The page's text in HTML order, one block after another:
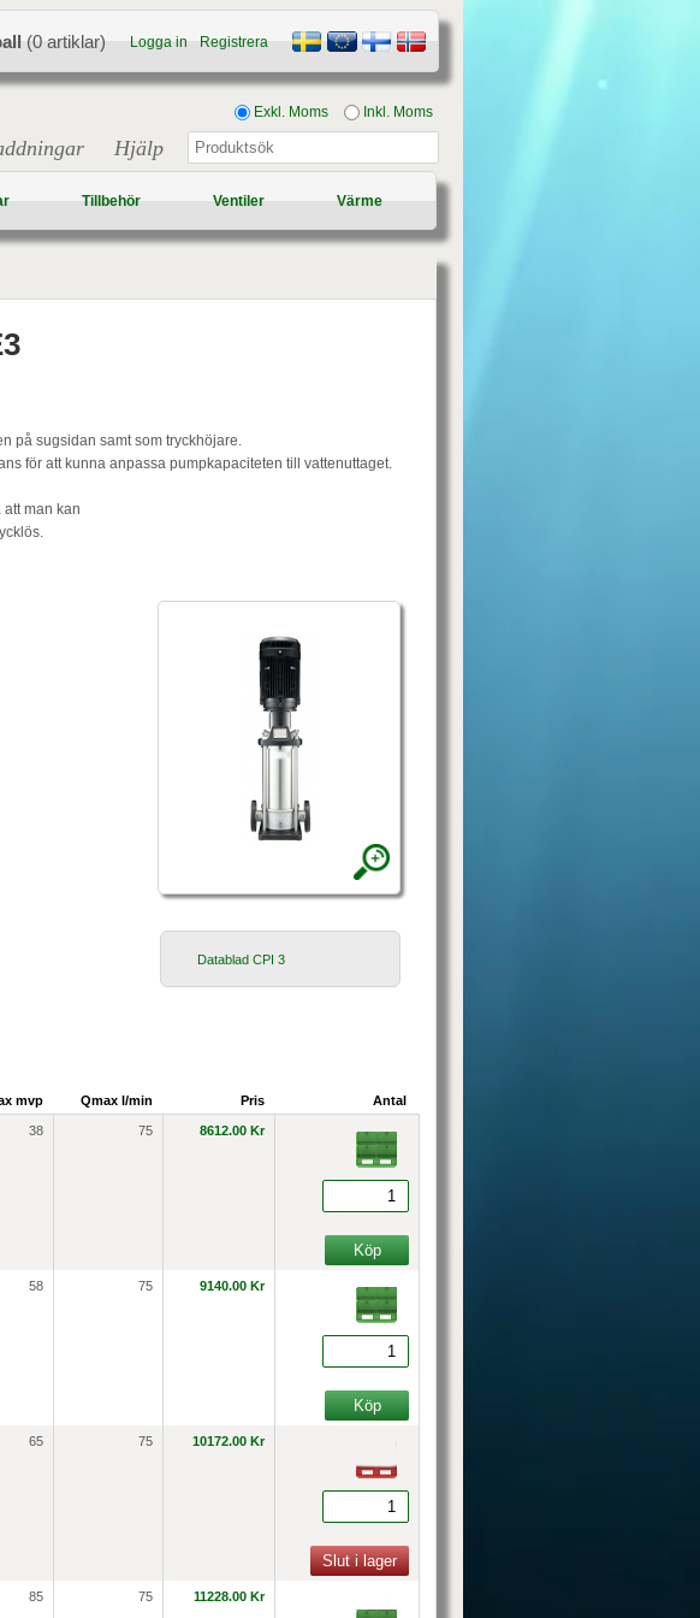
(0 artiklar) Logga in Registrera
Exkl. Moms Inkl. Moms
Hjälp
Tillbehör Ventiler Värme
på sugsidan samt som tryckhöjare.
för att kunna anpassa pumpkapaciteten till vattenuttaget.
man kan
Datablad CPI 3
mvp Qmax l/min Pris Antal
38 75 8612.00 Kr
58 75 9140.00 Kr
65 75 10172.00 Kr
85 75 11228.00 Kr